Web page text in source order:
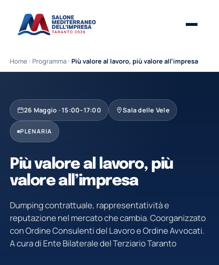
Home Programma Più valore al lavoro, più valore all’impresa
26 Maggio · 15:00–17:00 Sala delle Vele
PLENARIA
Più valore al lavoro, più
valore all’impresa
Dumping contrattuale, rappresentatività e
reputazione nel mercato che cambia. Coorganizzato
con Ordine Consulenti del Lavoro e Ordine Avvocati.
A cura di Ente Bilaterale del Terziario Taranto